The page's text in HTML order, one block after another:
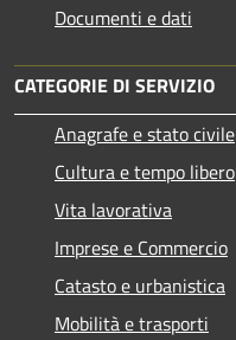
Documenti e dati
CATEGORIE DI SERVIZIO
Anagrafe e stato civile
Cultura e tempo libero
Vita lavorativa
Imprese e Commercio
Catasto e urbanistica
Mobilità e trasporti